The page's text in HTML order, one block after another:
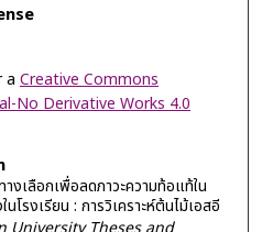
a Creative Commons
No Derivative Works 4.0
งเลือกเพื่อลดภาวะความท้อแท้ใน
โรงเรียน : การวิเคราะห์ต้นไม้เอสอี